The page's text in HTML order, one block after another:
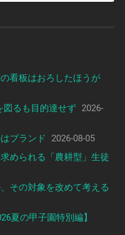
看板はおろしたほうが
図るも目的達せず 2026-
ブランド
2026-08-05
められる「農耕型」生徒
その対象を改めて考える
夏の甲子園特別編】